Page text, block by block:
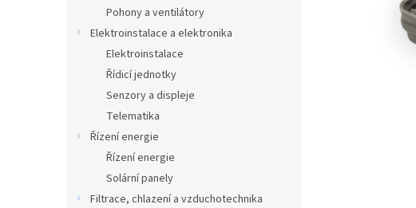
Pohony a ventilátory
Elektroinstalace a elektronika
Elektroinstalace
Řídicí jednotky
Senzory a displeje
Telematika
Řízení energie
Řízení energie
Solární panely
Filtrace, chlazení a vzduchotechnika